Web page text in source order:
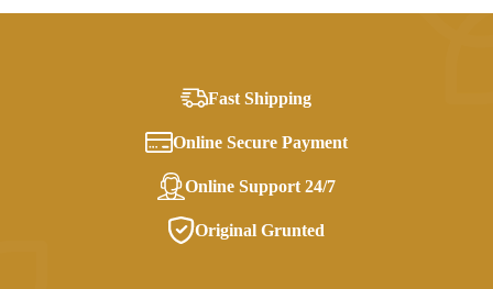
Fast Shipping
Online Secure Payment
Online Support 24/7
Original Grunted